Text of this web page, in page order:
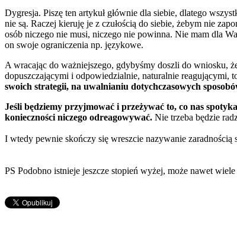
Dygresja. Piszę ten artykuł głównie dla siebie, dlatego
nie są. Raczej kieruję je z czułością do siebie, żebym nie
osób niczego nie musi, niczego nie powinna. Nie mam dla
on swoje ograniczenia np. językowe.
A wracając do ważniejszego, gdybyśmy doszli do wniosku,
dopuszczającymi i odpowiedzialnie, naturalnie reagującymi,
swoich strategii, na uwalnianiu dotychczasowych
Jeśli będziemy przyjmować i przeżywać to, co nas
konieczności niczego odreagowywać. Nie trzeba będzie
I wtedy pewnie skończy się wreszcie nazywanie
PS Podobno istnieje jeszcze stopień wyżej, może nawet